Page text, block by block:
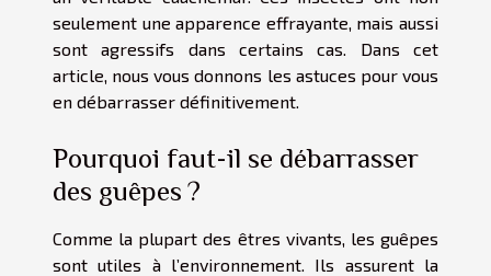
seulement une apparence effrayante, mais aussi
sont agressifs dans certains cas. Dans cet
article, nous vous donnons les astuces pour vous
en débarrasser définitivement.
Pourquoi faut-il se débarrasser
des guêpes ?
Comme la plupart des êtres vivants, les guêpes
sont utiles à l’environnement. Ils assurent la